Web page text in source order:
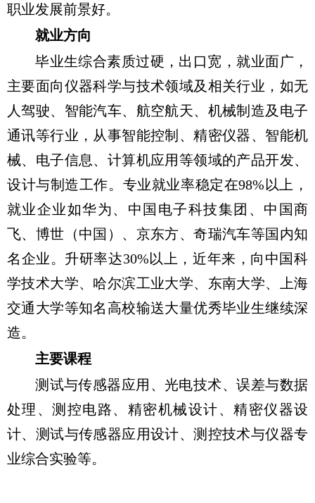
职业发展前景好。
就业方向
毕业生综合素质过硬，出口宽，就业面广，
主要面向仪器科学与技术领域及相关行业，如无
人驾驶、智能汽车、航空航天、机械制造及电子
通讯等行业，从事智能控制、精密仪器、智能机
械、电子信息、计算机应用等领域的产品开发、
设计与制造工作。专业就业率稳定在98% 以上，
就业企业如华为、中国电子科技集团、中国商
飞、博世（中国）、京东方、奇瑞汽车等国内知
名企业。升研率达30%以上，近年来，向中国科
学技术大学、哈尔滨工业大学、东南大学、上海
交通大学等知名高校输送大量优秀毕业生继续深
造。
主要课程
测试与传感器应用、光电技术、误差与数据
处理、测控电路、精密机械设计、精密仪器设
计、测试与传感器应用设计、测控技术与仪器专
业综合实验等。